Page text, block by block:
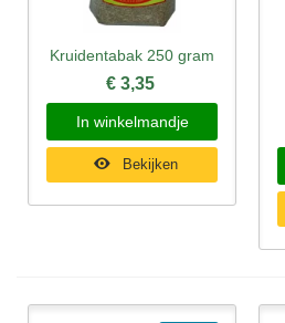
Kruidentabak 250 gram
€ 3,35
In winkelmandje
Bekijken